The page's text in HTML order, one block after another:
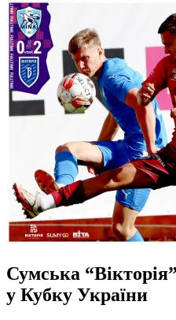
Сумська
у Кубку України